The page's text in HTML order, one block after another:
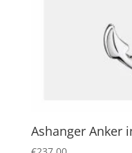
Ashanger Anker